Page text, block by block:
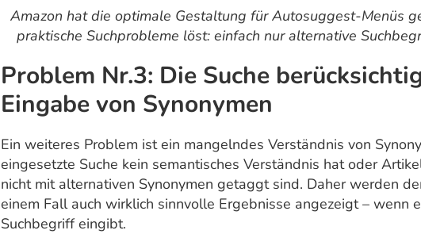
Amazon hat die optimale Gestaltung für Autosuggest-Menüs
praktische Suchprobleme löst: einfach nur alternative
Problem Nr.3: Die Suche
Eingabe von Synonymen
Ein weiteres Problem ist ein mangelndes Verständnis von
eingesetzte Suche kein semantisches Verständnis hat oder
nicht mit alternativen Synonymen getaggt sind. Daher werden
einem Fall auch wirklich sinnvolle Ergebnisse angezeigt – wenn
Suchbegriff eingibt.